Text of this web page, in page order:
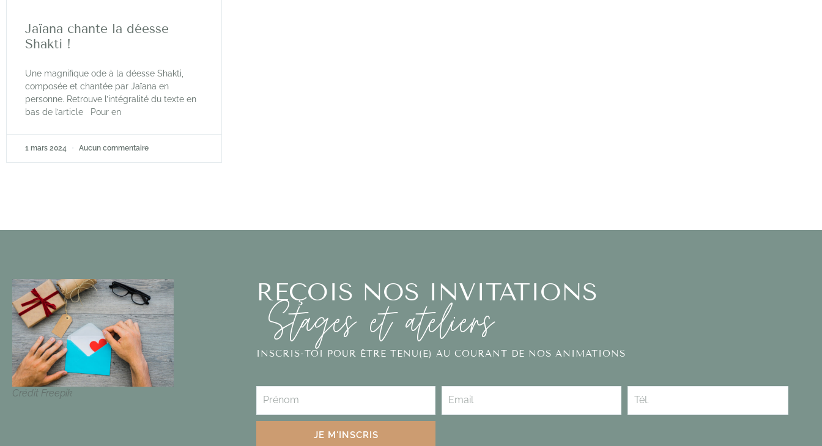
Jaïana chante la déesse
Shakti !
Une magnifique ode à la déesse Shakti,
composée et chantée par Jaïana en
personne. Retrouve l’intégralité du texte en
bas de l’article Pour en
1 mars 2024 Aucun commentaire
Crédit Freepik
REÇOIS NOS INVITATIONS
Stages et ateliers
INSCRIS-TOI POUR ÊTRE TENU(E) AU COURANT DE NOS ANIMATIONS
JE M'INSCRIS